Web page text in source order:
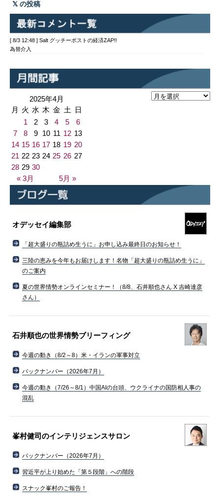
の投稿
[ 8/3 12:48 ] Salt グッチーポストの経済ZAP!!
為替介入
2025年4月
月 火 水 木 金 土 日
« 3月 5月 »
1 2 3 4 5
6
7
8 9 10 11 12 13
14 15 16 17 18 19 20
21 22 23 24 25 26 27
28 29 30
オデッセイ編集部
「超大盛りの瓶詰め生うに」お申し込み最終日のお知らせ！
三陸の恵みを今年もお届けします！名物「超大盛りの瓶詰め生うに」
のご案内
夏の世界情勢オンラインセミナー！（8/8、石井順也さん X 吉崎達彦
さん）
石井順也の世界情勢ブリーフィング
今週の動き（8/2～8）米・イランの軍事対立
バックナンバー（2026年7月）
今週の動き（7/26～8/1）中国AIの台頭、ウクライナの国防相人事の
混乱
峯村健司のインテリジェンスサロン
バックナンバー（2026年7月）
習近平が上り始めた「第５段階」への階段
スナック峯村のご報告！